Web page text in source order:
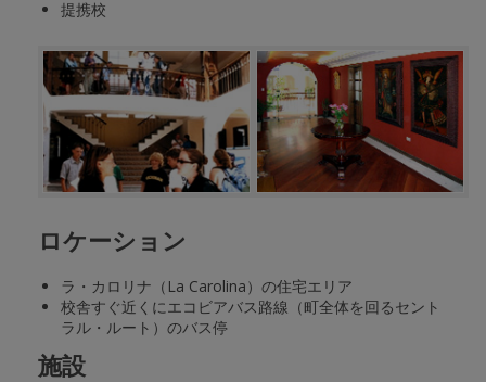
提携校
ロケーション
ラ・カロリナ（La Carolina）の住宅エリア
校舎すぐ近くにエコビアバス路線（町全体を回るセント
ラル・ルート）のバス停
施設